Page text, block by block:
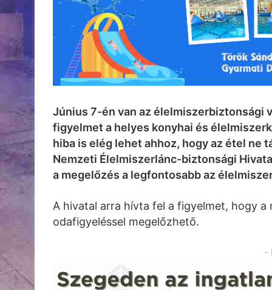
Június 7-én van az élelmiszerbiztonsági
figyelmet a helyes konyhai és
hiba is elég lehet ahhoz, hogy az étel ne
Nemzeti Élelmiszerlánc-biztonsági
a megelőzés a legfontosabb az
A hivatal arra hívta fel a figyelmet, hogy
odafigyeléssel megelőzhető.
-